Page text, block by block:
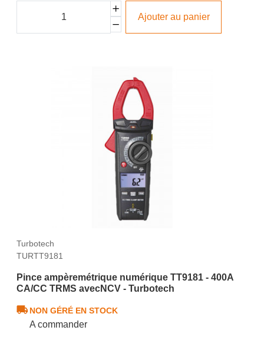
Ajouter au panier
Turbotech
TURTT9181
Pince ampèremétrique numérique TT9181 - 400A
CA/CC TRMS avecNCV - Turbotech
NON GÉRÉ EN STOCK
A commander